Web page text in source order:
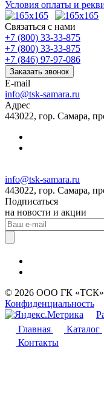
Условия оплаты и
Связаться с нами
+7 (800) 33-33-875
+7 (800) 33-33-875
+7 (846) 97-97-086
Заказать звонок
E-mail
info@tsk-samara.ru
Адрес
443022, гор. Самара,
info@tsk-samara.ru
443022, гор. Самара,
Подписаться
на новости и акции
© 2026 ООО ГК «ТСК»
Конфиденциальность
Главная
Каталог
Контакты